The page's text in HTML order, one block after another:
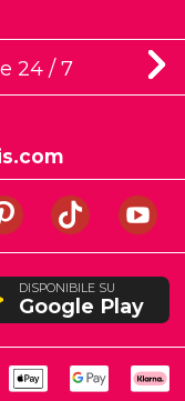
24 / 7
DISPONIBILE SU
Google Play